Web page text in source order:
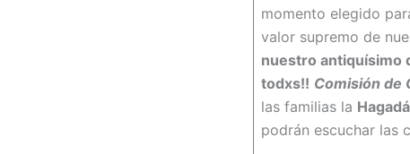
momento elegido
valor supremo de
nuestro antiquísimo
todxs!! Comisión de
las familias la
podrán escuchar las